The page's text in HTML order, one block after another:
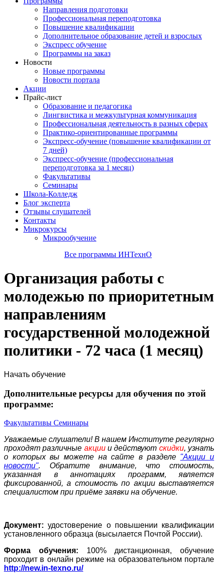
Направления подготовки
Профессиональная переподготовка
Повышение квалификации
Дополнительное образование детей и взрослых
Экспресс обучение
Программы на заказ
Новости
Новые программы
Новости портала
Акции
Прайс-лист
Образование и педагогика
Лингвистика и межкультурная коммуникация
Профессиональная деятельность в разных сферах
Практико-ориентированные программы
Экспресс-обучение (повышение квалификации от
7 дней)
Экспресс-обучение (профессиональная
переподготовка за 1 месяц)
Факультативы
Семинары
Школа-Колледж
Блог эксперта
Отзывы слушателей
Контакты
Микрокурсы
Микрообучение
Все программы ИНТехнО
Организация работы с
молодежью по приоритетным
направлениям
государственной молодежной
политики - 72 часа (1 месяц)
Начать обучение
Дополнительные ресурсы для обучения по этой
программе:
Факультативы Семинары
Уважаемые слушатели! В нашем Институте регулярно
проходят различные акциии действуют скидки, узнать
о которых вы можете на сайте в разделе "Акции и
новости". Обратите внимание, что стоимость,
указанная в аннотациях программ, является
фиксированной, а стоимость по акции выставляется
специалистом при приёме заявки на обучение.
Документ: удостоверение о повышении квалификации
установленного образца (высылается Почтой России).
Форма обучения: 100% дистанционная, обучение
проходит в онлайн режиме на образовательном портале
http://new.in-texno.ru/